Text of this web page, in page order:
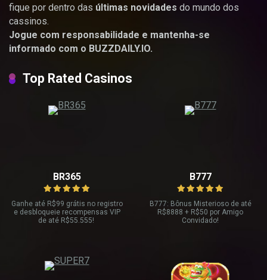
fique por dentro das últimas novidades do mundo dos
cassinos.
Jogue com responsabilidade e mantenha-se
informado com o BUZZDAILY.IO.
Top Rated Casinos
BR365
Ganhe até R$99 grátis no registro
e desbloqueie recompensas VIP
de até R$55.555!
B777
B777: Bônus Misterioso de até
R$8888 + R$50 por Amigo
Convidado!